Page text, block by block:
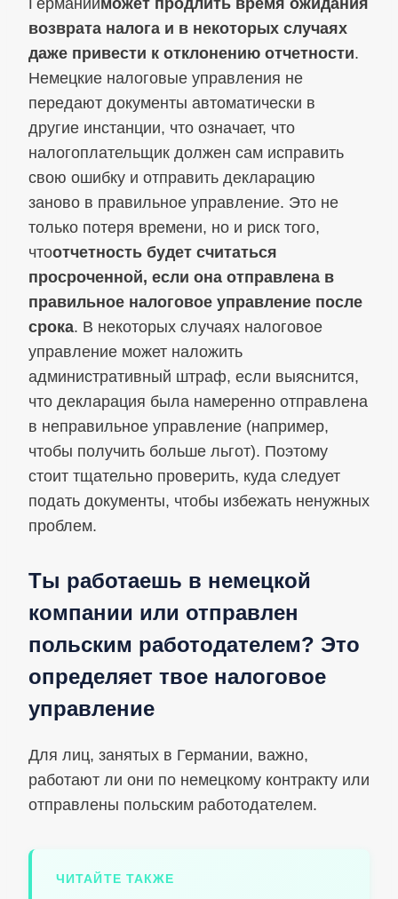
Германииможет продлить время ожидания
возврата налога и в некоторых случаях
даже привести к отклонению отчетности.
Немецкие налоговые управления не
передают документы автоматически в
другие инстанции, что означает, что
налогоплательщик должен сам исправить
свою ошибку и отправить декларацию
заново в правильное управление. Это не
только потеря времени, но и риск того,
чтоотчетность будет считаться
просроченной, если она отправлена в
правильное налоговое управление после
срока. В некоторых случаях налоговое
управление может наложить
административный штраф, если выяснится,
что декларация была намеренно отправлена
в неправильное управление (например,
чтобы получить больше льгот). Поэтому
стоит тщательно проверить, куда следует
подать документы, чтобы избежать ненужных
проблем.
Ты работаешь в немецкой
компании или отправлен
польским работодателем? Это
определяет твое налоговое
управление
Для лиц, занятых в Германии, важно,
работают ли они по немецкому контракту или
отправлены польским работодателем.
ЧИТАЙТЕ ТАКЖЕ